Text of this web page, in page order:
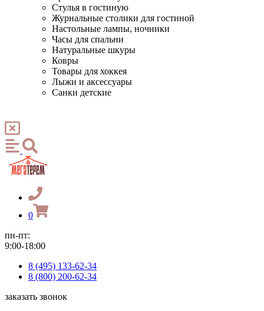
Стулья в гостиную
Журнальные столики для гостиной
Настольные лампы, ночники
Часы для спальни
Натуральные шкуры
Ковры
Товары для хоккея
Лыжи и аксессуары
Санки детские
0
пн-пт:
9:00-18:00
8 (495) 133-62-34
8 (800) 200-62-34
заказать звонок